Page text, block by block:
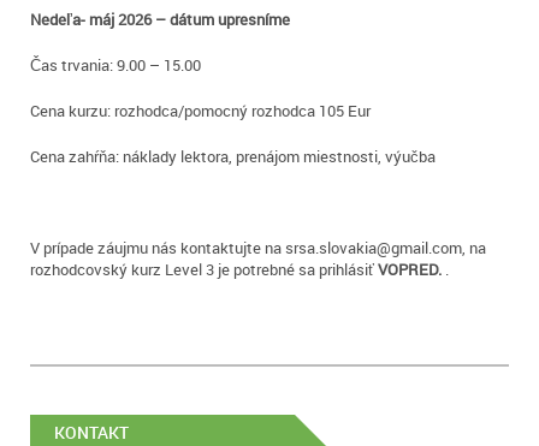
Nedeľa- máj 2026 – dátum upresníme
Čas trvania: 9.00 – 15.00
Cena kurzu: rozhodca/pomocný rozhodca 105 Eur
Cena zahŕňa: náklady lektora, prenájom miestnosti, výučba
V prípade záujmu nás kontaktujte na srsa.slovakia@gmail.com, na
rozhodcovský kurz Level 3 je potrebné sa prihlásiťVOPRED. .
KONTAKT